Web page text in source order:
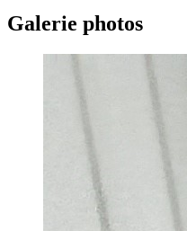
Galerie photos